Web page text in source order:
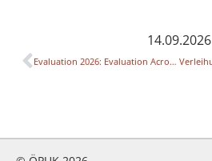
14.09.2026
Evaluation 2026: Evaluation Across Boundaries, American Evaluation Association (Charlotte, North Carolina, USA)